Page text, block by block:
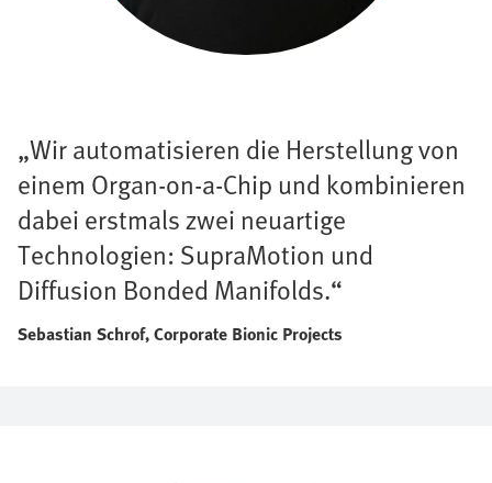
„Wir automatisieren die Herstellung von
einem Organ-on-a-Chip und kombinieren
dabei erstmals zwei neuartige
Technologien: SupraMotion und
Diffusion Bonded Manifolds.“
Sebastian Schrof, Corporate Bionic Projects